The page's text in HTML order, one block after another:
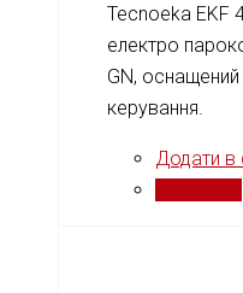
Tecnoeka EKF
електро
GN,
керування.
Додати в